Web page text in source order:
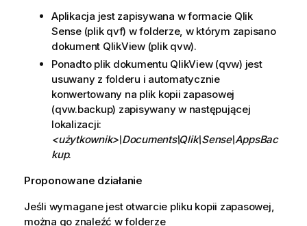
Aplikacja jest zapisywana w formacie Qlik
Sense(plik qvf) w folderze, w którym zapisano
dokument QlikView(plik qvw).
Ponadto plik dokumentu QlikView(qvw) jest
usuwany z folderu i automatycznie
konwertowany na plik kopii zapasowej
(qvw.backup) zapisywany w następującej
lokalizacji:
<użytkownik>\Documents\Qlik\Sense\AppsBac
kup.
Proponowane działanie
Jeśli wymagane jest otwarcie pliku kopii zapasowej,
można go znaleźć w folderze